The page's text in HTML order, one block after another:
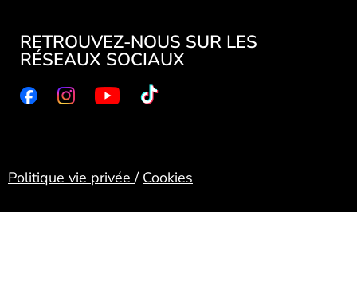
RETROUVEZ-NOUS SUR LES
RÉSEAUX SOCIAUX
Politique vie privée/ Cookies